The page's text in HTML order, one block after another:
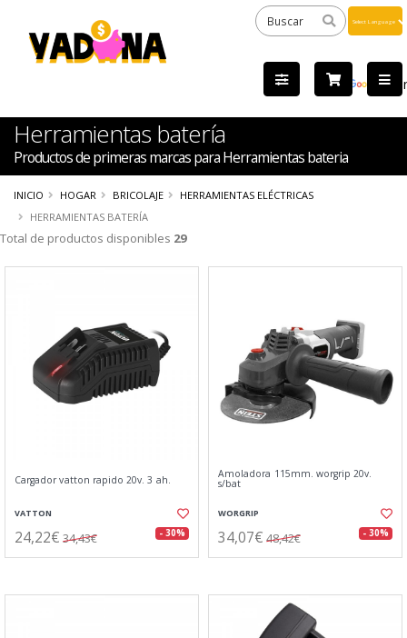
by
Herramientas batería
Productos de primeras marcas para Herramientas bateria
INICIO HOGAR BRICOLAJE
HERRAMIENTAS ELÉCTRICAS
HERRAMIENTAS BATERÍA
Total de productos disponibles 29
Cargador vatton rapido 20v. 3 ah.
VATTON
24,22€ 34,43€ - 30%
Amoladora 115mm. worgrip 20v.
s/bat
WORGRIP
34,07€ 48,42€ - 30%